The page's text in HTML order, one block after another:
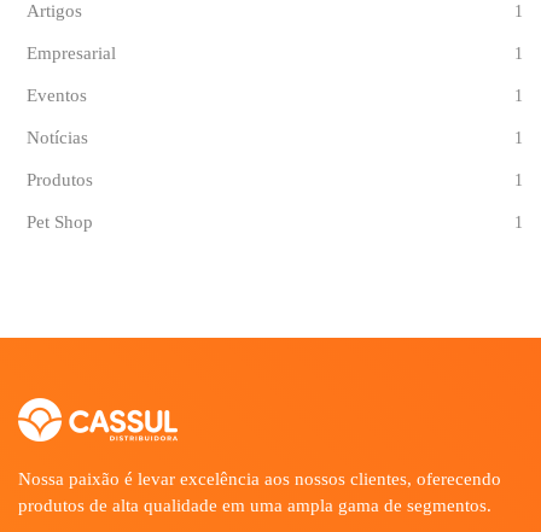
Artigos 1
Empresarial 1
Eventos 1
Notícias 1
Produtos 1
Pet Shop 1
Nossa paixão é levar excelência aos nossos clientes, oferecendo
produtos de alta qualidade em uma ampla gama de segmentos.